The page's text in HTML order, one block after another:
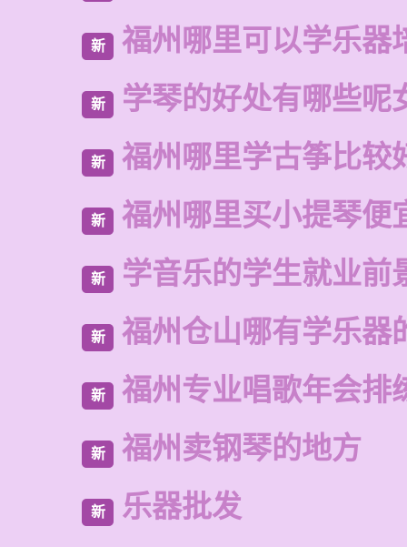
新 福州哪里可以学乐器
新 学琴的好处有哪些呢
新 福州哪里学古筝比较
新 福州哪里买小提琴便
新 学音乐的学生就业前
新 福州仓山哪有学乐器
新 福州专业唱歌年会排
新 福州卖钢琴的地方
新 乐器批发